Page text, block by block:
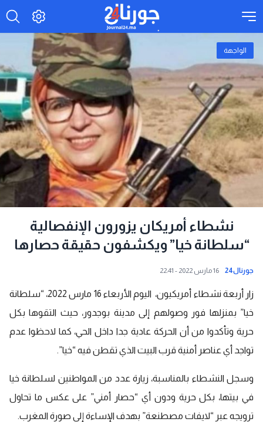
الواجهة
نشطاء أمريكان يزورون الإنفصالية
“سلطانة خيا” ويكشفون حقيقة حصارها
جورنال24 16 مارس 2022 - 22:41
زار أربعة نشطاء أمريكيون، اليوم الأربعاء 16 مارس 2022، “سلطانة
خيا” بمنزلها فور وصولهم إلى مدينة بوجدور، حيث التقوها بكل
حرية وتأكدوا من أن الحركة عادية جدا داخل الحي، كما لاحظوا عدم
تواجد أي عناصر أمنية قرب البيت الذي تقطن فيه “خيا”.
وسجل النشطاء بالمناسبة، زيارة عدد من المواطنين لسلطانة خيا
في بيتها، بكل حرية ودون أي “حصار أمني” على عكس ما تحاول
ترويجه عبر “لايفات مصطنعة” بهدف الإساءة إلى صورة المغرب.